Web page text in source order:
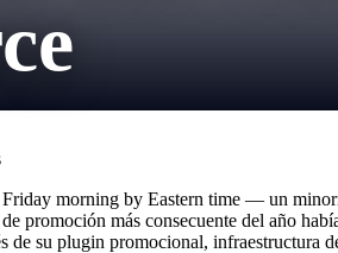
morning by Eastern time — un
promoción más consecuente del año
de su plugin promocional,